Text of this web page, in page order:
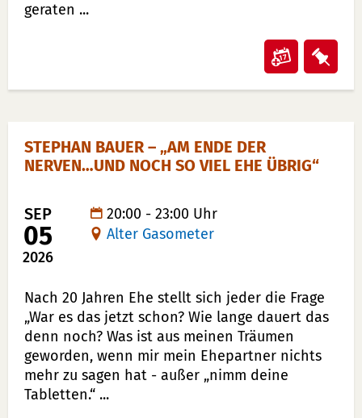
geraten ...
"Gelbe
STEPHAN BAUER – „AM ENDE DER
NERVEN…UND NOCH SO VIEL EHE ÜBRIG“
SEP
05
2026
20:00 - 23:00 Uhr
Alter Gasometer
BESCHREIBUNG
Nach 20 Jahren Ehe stellt sich jeder die Frage
„War es das jetzt schon? Wie lange dauert das
denn noch? Was ist aus meinen Träumen
geworden, wenn mir mein Ehepartner nichts
mehr zu sagen hat - außer „nimm deine
Tabletten.“ ...